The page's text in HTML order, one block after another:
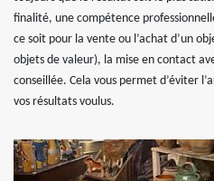
finalité, une compétence
ce soit pour la vente ou l’achat d’un
objets de valeur), la mise en contact
conseillée. Cela vous permet d’éviter
vos résultats voulus.